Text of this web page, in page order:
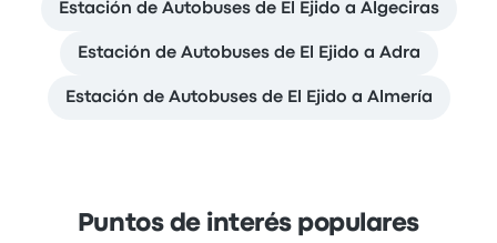
Estación de Autobuses de El Ejido a Algeciras
Estación de Autobuses de El Ejido a Adra
Estación de Autobuses de El Ejido a Almería
Puntos de interés populares